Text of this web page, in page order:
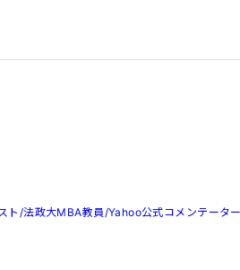
ト/法政大MBA教員/Yahoo公式コメンテータ